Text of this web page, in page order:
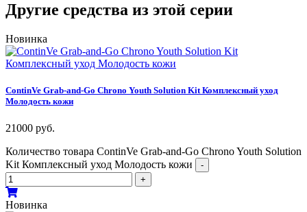
Другие средства из этой серии
Новинка
ContinVe Grab-and-Go Chrono Youth Solution Kit Комплексный уход
Молодость кожи
21000 руб.
Количество товара ContinVe Grab-and-Go Chrono Youth Solution
Kit Комплексный уход Молодость кожи
-
+
Новинка